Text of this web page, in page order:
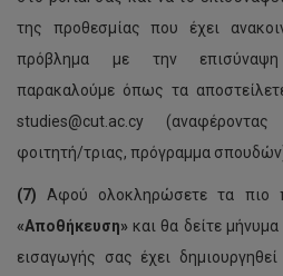
της προθεσμίας που έχει
πρόβλημα με την επισύναψη
παρακαλούμε όπως τα
studies@cut.ac.cy
φοιτητή/τριας, πρόγραμμα
(7) Αφού ολοκληρώσετε τα πιο
«Αποθήκευση» και θα δείτε
εισαγωγής σας έχει